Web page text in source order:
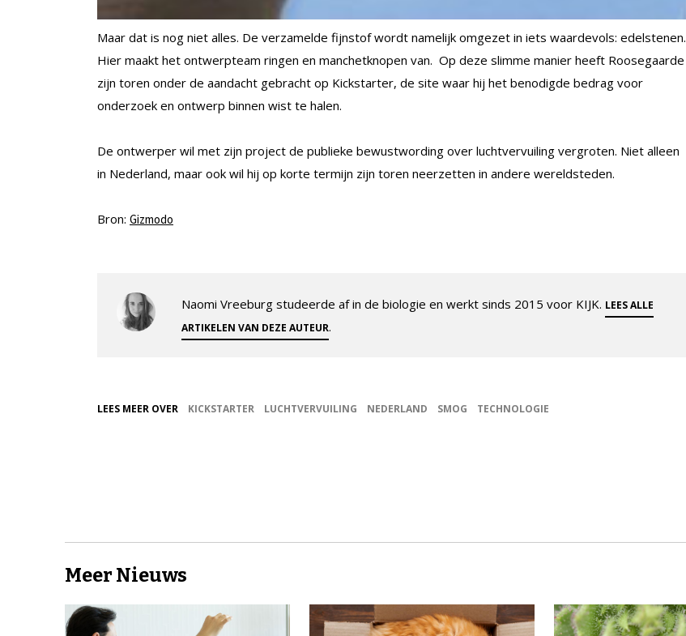
Maar dat is nog niet alles. De verzamelde fijnstof wordt namelijk omgezet in iets waardevols: edelstenen.
Hier maakt het ontwerpteam ringen en manchetknopen van. Op deze slimme manier heeft Roosegaarde
zijn toren onder de aandacht gebracht op Kickstarter, de site waar hij het benodigde bedrag voor
onderzoek en ontwerp binnen wist te halen.
De ontwerper wil met zijn project de publieke bewustwording over luchtvervuiling vergroten. Niet alleen
in Nederland, maar ook wil hij op korte termijn zijn toren neerzetten in andere wereldsteden.
Bron: Gizmodo
Naomi Vreeburg studeerde af in de biologie en werkt sinds 2015 voor KIJK. LEES ALLE
ARTIKELEN VAN DEZE AUTEUR.
LEES MEER OVER KICKSTARTER LUCHTVERVUILING NEDERLAND SMOG TECHNOLOGIE
Meer Nieuws